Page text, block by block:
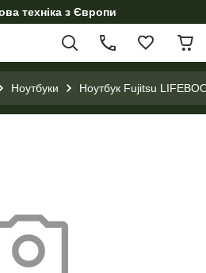
техніка з Європи
Ноутбуки Ноутбук Fujitsu